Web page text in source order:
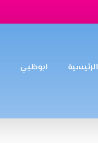
الرئيسية ابوظبي